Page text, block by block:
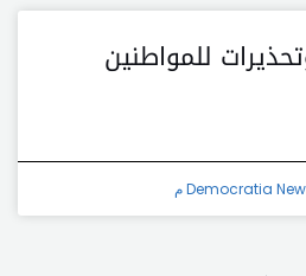
للمواطنين
Democratia